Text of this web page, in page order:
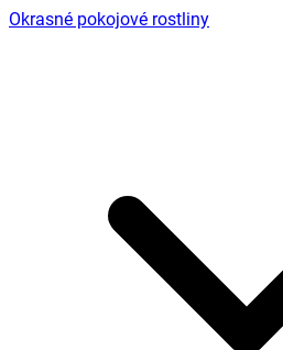
Okrasné pokojové rostliny